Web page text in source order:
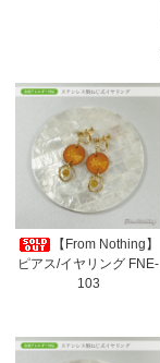
【From Nothing】
ピアス/イヤリング FNE-
103